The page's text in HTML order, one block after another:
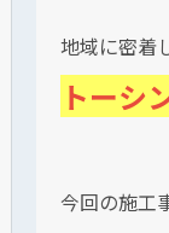
地域に密着
トーシ
今回の施工